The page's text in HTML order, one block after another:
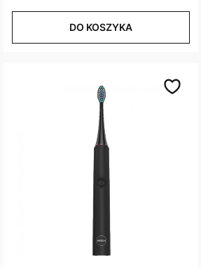
DO KOSZYKA